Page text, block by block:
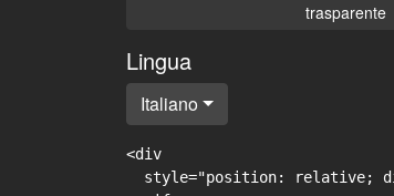
trasparente
Lingua
Italiano
<div
style="position: relative;